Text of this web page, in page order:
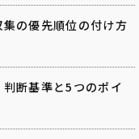
集の優先順位の付け方
断基準と5つのポイ